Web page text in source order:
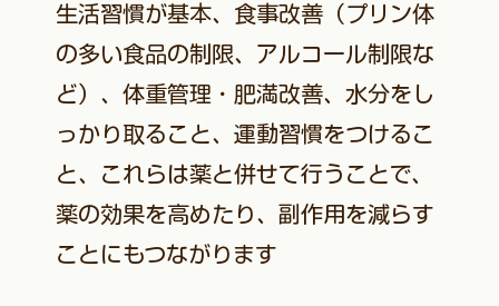
生活習慣が基本、食事改善（プリン体
の多い食品の制限、アルコール制限な
ど）、体重管理・肥満改善、水分をし
っかり取ること、運動習慣をつけるこ
と、これらは薬と併せて行うことで、
薬の効果を高めたり、副作用を減らす
ことにもつながります